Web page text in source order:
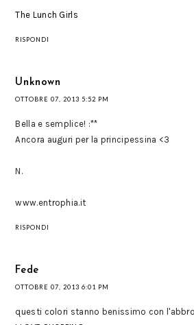
The Lunch Girls
RISPONDI
Unknown
OTTOBRE 07, 2013 5:52 PM
Bella e semplice! :**
Ancora auguri per la principessina <3
N.
www.entrophia.it
RISPONDI
Fede
OTTOBRE 07, 2013 6:01 PM
questi colori stanno benissimo con